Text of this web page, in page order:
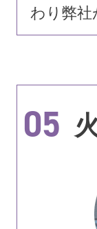
わり弊社
05